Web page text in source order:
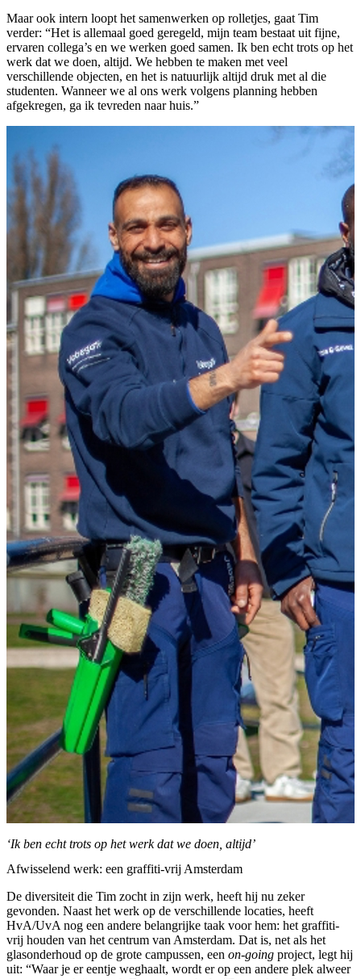
Maar ook intern loopt het samenwerken op rolletjes, gaat Tim
verder: “Het is allemaal goed geregeld, mijn team bestaat uit fijne,
ervaren collega’s en we werken goed samen. Ik ben echt trots op het
werk dat we doen, altijd. We hebben te maken met veel
verschillende objecten, en het is natuurlijk altijd druk met al die
studenten. Wanneer we al ons werk volgens planning hebben
afgekregen, ga ik tevreden naar huis.”
‘Ik ben echt trots op het werk dat we doen, altijd’
Afwisselend werk: een graffiti-vrij Amsterdam
De diversiteit die Tim zocht in zijn werk, heeft hij nu zeker
gevonden. Naast het werk op de verschillende locaties, heeft
HvA/UvA nog een andere belangrijke taak voor hem: het graffiti-
vrij houden van het centrum van Amsterdam. Dat is, net als het
glasonderhoud op de grote campussen, een on-going project, legt hij
uit: “Waar je er eentje weghaalt, wordt er op een andere plek alweer